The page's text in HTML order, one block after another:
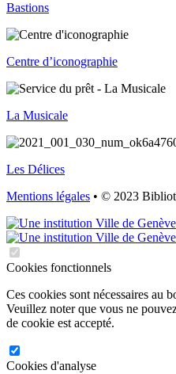
Bastions
Centre d’iconographie
La Musicale
Les Délices
Mentions légales • © 2023
Cookies fonctionnels
Ces cookies sont nécessaires au
Veuillez noter que vous ne
de cookie est accepté.
Cookies d'analyse